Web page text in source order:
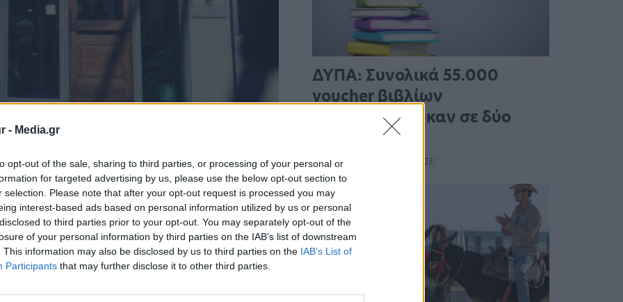
- Media.gr
opt-out of the sale, sharing to third parties, or processing of your personal or
for targeted advertising by us, please use the below opt-out section to
selection. Please note that after your opt-out request is processed you may
interest-based ads based on personal information utilized by us or personal
to third parties prior to your opt-out. You may separately opt-out of the
of your personal information by third parties on the IAB’s list of downstream
This information may also be disclosed by us to third parties on the IAB’s List of
Participants that may further disclose it to other third parties.
ΔΥΠΑ: Συνολικά 55.000
voucher βιβλίων
ενεργοποιήθηκαν σε δύο
εβδομάδες
19:53 - 14 Σεπτεμβρίου 2023